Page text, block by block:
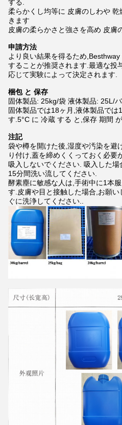
する.
柔らかくし均等に 皮膚のしわや
きます
皮膚の柔らかさと強さを高め 皮膚
申請方法
より良い結果を得るため
することが推奨されます.最適な投
応じて実験によって決定されます.
梱包 と 保存
固体製品: 25kg/袋 液体製品: 25L/
固体製品では18ヶ月,液体製品では
す.5°C に 冷蔵 する と,保存 期間
注記
袋や樽を開けた後,湿度や汚染を避
り付け,蓋を締めくくっておく必要
吸入しないでください. 吸入した
15分間洗い流してください.
酵素塵に敏感な人は,手術中に1本
す.皮膚や目と接触した場合,お願
ぐに洗浄してください..